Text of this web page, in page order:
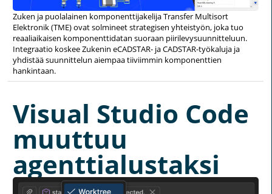
Zuken ja puolalainen komponenttijakelija Transfer Multisort
Elektronik (TME) ovat solmineet strategisen yhteistyön, joka tuo
reaaliaikaisen komponenttidatan suoraan piirilevysuunnitteluun.
Integraatio koskee Zukenin eCADSTAR- ja CADSTAR-työkaluja ja
yhdistää suunnittelun aiempaa tiiviimmin komponenttien
hankintaan.
Visual Studio Code
muuttuu
agenttialustaksi